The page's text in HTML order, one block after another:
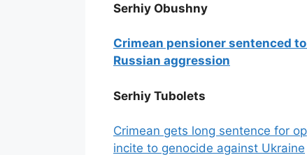
Serhiy Obushny
Crimean pensioner sentenced
Russian aggression
Serhiy Tubolets
Crimean gets long sentence for
incite to genocide against Ukraine